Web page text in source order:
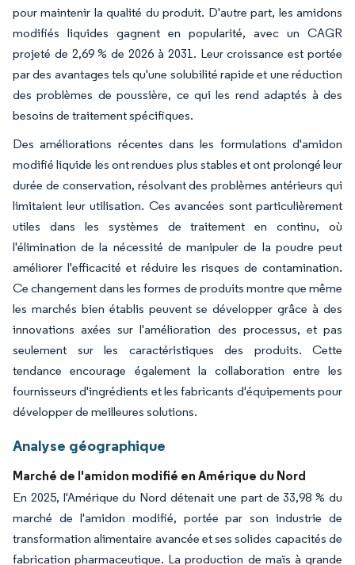
pour maintenir la qualité du produit. D'autre part, les amidons
modifiés liquides gagnent en popularité, avec un CAGR
projeté de 2,69 % de 2026 à 2031. Leur croissance est portée
par des avantages tels qu'une solubilité rapide et une réduction
des problèmes de poussière, ce qui les rend adaptés à des
besoins de traitement spécifiques.
Des améliorations récentes dans les formulations d'amidon
modifié liquide les ont rendues plus stables et ont prolongé leur
durée de conservation, résolvant des problèmes antérieurs qui
limitaient leur utilisation. Ces avancées sont particulièrement
utiles dans les systèmes de traitement en continu, où
l'élimination de la nécessité de manipuler de la poudre peut
améliorer l'efficacité et réduire les risques de contamination.
Ce changement dans les formes de produits montre que même
les marchés bien établis peuvent se développer grâce à des
innovations axées sur l'amélioration des processus, et pas
seulement sur les caractéristiques des produits. Cette
tendance encourage également la collaboration entre les
fournisseurs d'ingrédients et les fabricants d'équipements pour
développer de meilleures solutions.
Analyse géographique
Marché de l'amidon modifié en Amérique du Nord
En 2025, l'Amérique du Nord détenait une part de 33,98 % du
marché de l'amidon modifié, portée par son industrie de
transformation alimentaire avancée et ses solides capacités de
fabrication pharmaceutique. La production de maïs à grande